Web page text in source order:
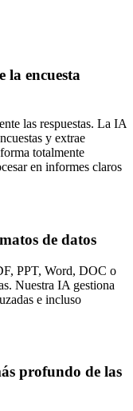
la encuesta
las respuestas. La IA
y extrae
totalmente
en informes claros
de datos
PPT, Word, DOC o
Nuestra IA gestiona
e incluso
profundo de las